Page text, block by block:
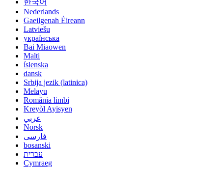
한국어
Nederlands
Gaeilgenah Éireann
Latviešu
українська
Bai Miaowen
Malti
íslenska
dansk
Srbija jezik (latinica)
Melayu
România limbi
Kreyòl Ayisyen
عربي
Norsk
فارسی
bosanski
עברית
Cymraeg